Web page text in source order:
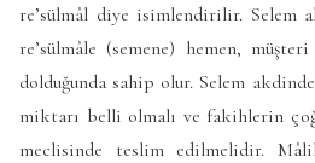
re’sülmâl diye isimlendirilir. Selem
re’sülmâle (semene) hemen,
dolduğunda sahip olur. Selem
miktarı belli olmalı ve fakihlerin
meclisinde teslim edilmelidir.